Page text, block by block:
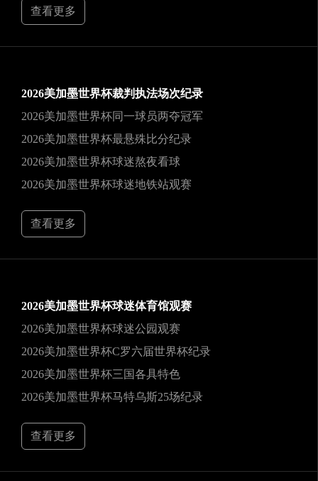
查看更多
2026美加墨世界杯裁判执法场次纪录
2026美加墨世界杯同一球员两夺冠军
2026美加墨世界杯最悬殊比分纪录
2026美加墨世界杯球迷熬夜看球
2026美加墨世界杯球迷地铁站观赛
查看更多
2026美加墨世界杯球迷体育馆观赛
2026美加墨世界杯球迷公园观赛
2026美加墨世界杯C罗六届世界杯纪录
2026美加墨世界杯三国各具特色
2026美加墨世界杯马特乌斯25场纪录
查看更多